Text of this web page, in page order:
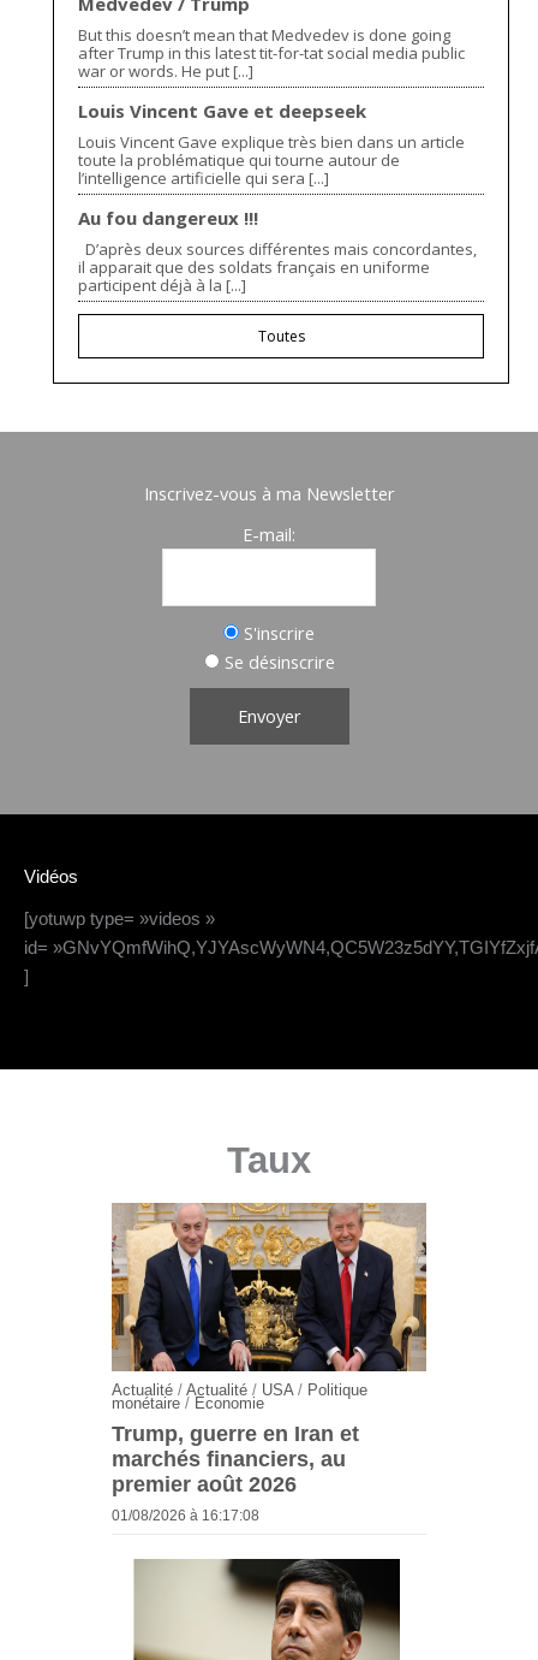
But this doesn’t mean that Medvedev is done going
after Trump in this latest tit-for-tat social media public
war or words. He put [...]
Louis Vincent Gave et deepseek
Louis Vincent Gave explique très bien dans un article
toute la problématique qui tourne autour de
l’intelligence artificielle qui sera [...]
Au fou dangereux !!!
D’après deux sources différentes mais concordantes,
il apparait que des soldats français en uniforme
participent déjà à la [...]
Toutes
Inscrivez-vous à ma Newsletter
E-mail:
S'inscrire
Se désinscrire
Vidéos
[yotuwp type= »videos »
id=
]
Taux
Actualité/ Actualité/ USA/ Politique
monétaire/ Economie
Trump, guerre en Iran et
marchés financiers, au
premier août 2026
01/08/2026 à 16:17:08